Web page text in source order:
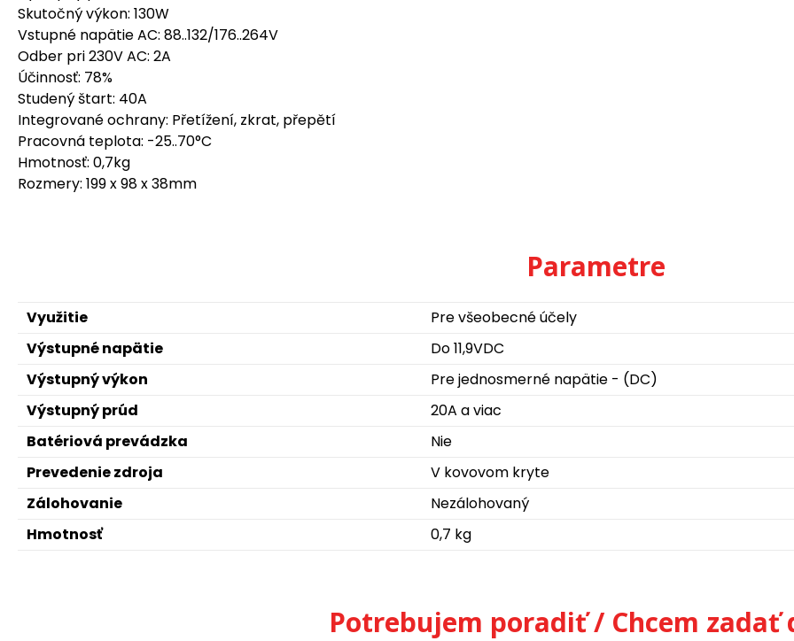
Skutočný výkon: 130W
Vstupné napätie AC: 88..132/176..264V
Odber pri 230V AC: 2A
Účinnosť: 78%
Studený štart: 40A
Integrované ochrany: Přetížení, zkrat, přepětí
Pracovná teplota: -25..70°C
Hmotnosť: 0,7kg
Rozmery: 199 x 98 x 38mm
Parametre
Využitie
Pre všeobecné účely
Výstupné napätie
Do 11,9VDC
Výstupný výkon
Pre jednosmerné napätie - (DC)
Výstupný prúd
20A a viac
Batériová prevádzka
Nie
Prevedenie zdroja
V kovovom kryte
Zálohovanie
Nezálohovaný
Hmotnosť
0,7 kg
Potrebujem poradiť / Chcem zadať